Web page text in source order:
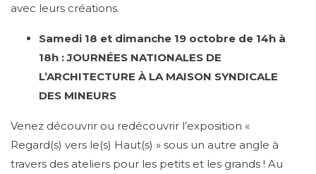
avec leurs créations.
Samedi 18 et dimanche 19 octobre de 14h à
18h :JOURNÉES NATIONALES DE
L’ARCHITECTURE À LA MAISON SYNDICALE
DES MINEURS
Venez découvrir ou redécouvrir l’exposition «
Regard(s) vers le(s) Haut(s) » sous un autre angle à
travers des ateliers pour les petits et les grands ! Au